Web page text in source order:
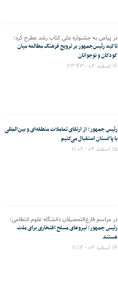
در پیامی به جشنواره ملی کتاب رشد مطرح کرد؛
تاکید رئیس‌جمهور بر ترویج فرهنگ مطالعه میان
کودکان و نوجوانان
۱۶ اسفند ۰۲ - ۲۳:۴۳
رئیس جمهور: از ارتقای تعاملات منطقه‌ای و بین‌المللی
با پاکستان استقبال می‌کنیم
۱۵ اسفند ۰۲ - ۱۱:۰۶
در مراسم فارغ‌التحصیلان دانشگاه علوم انتظامی؛
رئیس جمهور: نیروهای مسلح افتخاری برای ملت
هستند
۱۴ اسفند ۰۲ - ۱۱:۱۲